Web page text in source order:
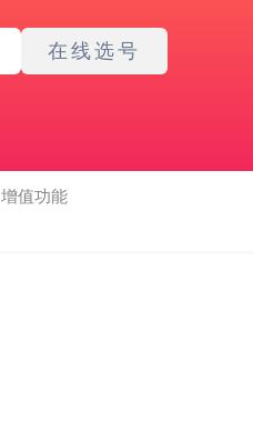
在线选号
增值功能